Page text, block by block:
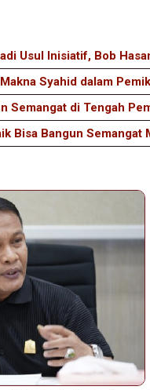
Usul Inisiatif, Bob
Syahid dalam
Semangat di Tengah
Bisa Bangun Semangat